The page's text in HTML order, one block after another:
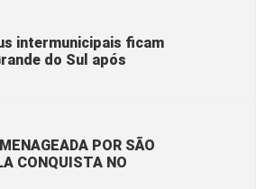
intermunicipais ficam
do Sul após
POR SÃO
CONQUISTA NO